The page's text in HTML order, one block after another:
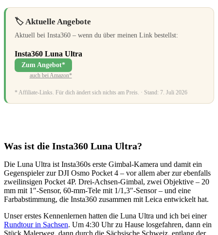
🏷️ Aktuelle Angebote
Aktuell bei Insta360 – wenn du über meinen Link bestellst:
Insta360 Luna Ultra
Zum Angebot*
auch bei Amazon*
* Affiliate-Links. Für dich ändert sich nichts am Preis. · Stand: 7. Juli 2026
Was ist die Insta360 Luna Ultra?
Die Luna Ultra ist Insta360s erste Gimbal-Kamera und damit ein
Gegenspieler zur DJI Osmo Pocket 4 – vor allem aber zur ebenfalls
zweilinsigen Pocket 4P. Drei-Achsen-Gimbal, zwei Objektive – 20
mm mit 1″-Sensor, 60-mm-Tele mit 1/1,3″-Sensor – und eine
Farbabstimmung, die Insta360 zusammen mit Leica entwickelt hat.
Unser erstes Kennenlernen hatten die Luna Ultra und ich bei einer
Rundtour in Sachsen. Um 4:30 Uhr zu Hause losgefahren, dann ein